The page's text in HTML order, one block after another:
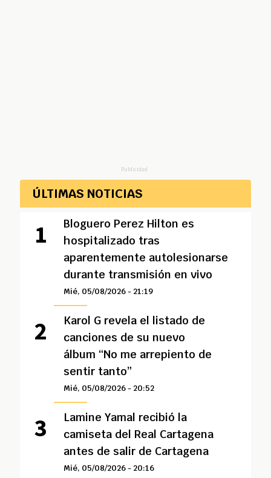
Publicidad
ÚLTIMAS NOTICIAS
Bloguero Perez Hilton es
hospitalizado tras
aparentemente autolesionarse
durante transmisión en vivo
Mié, 05/08/2026 - 21:19
Karol G revela el listado de
canciones de su nuevo
álbum “No me arrepiento de
sentir tanto”
Mié, 05/08/2026 - 20:52
Lamine Yamal recibió la
camiseta del Real Cartagena
antes de salir de Cartagena
Mié, 05/08/2026 - 20:16